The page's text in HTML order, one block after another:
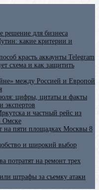
решение для бизнеса
какие критерии и
красть аккаунты Telegram
схема и как защитить
между Россией и Европой
цифры, цитаты и факты
и частный рейс из
Омске
на пяти площадках Москвы 8
и широкий выбор
потратят на ремонт трех
штрафы за съемку атаки